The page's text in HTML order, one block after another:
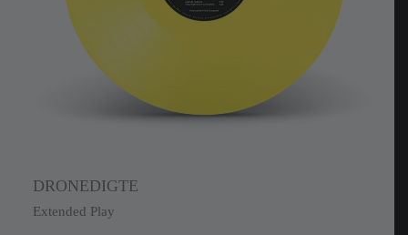
DRONEDIGTE
Extended Play